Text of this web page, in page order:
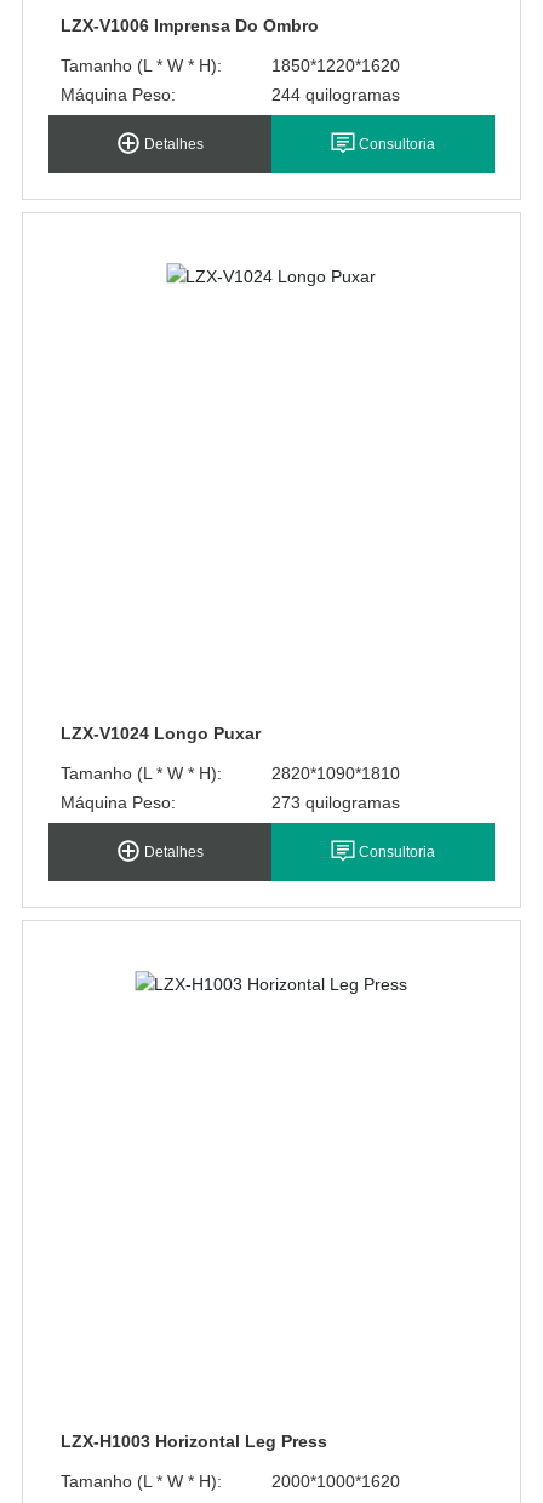
LZX-V1006 Imprensa Do Ombro
Tamanho (L * W * H):
1850*1220*1620
Máquina Peso:
244 quilogramas
Detalhes Consultoria
LZX-V1024 Longo Puxar
Tamanho (L * W * H):
2820*1090*1810
Máquina Peso:
273 quilogramas
Detalhes Consultoria
LZX-H1003 Horizontal Leg Press
Tamanho (L * W * H):
2000*1000*1620